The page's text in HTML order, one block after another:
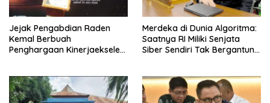
Jejak Pengabdian Raden
Kemal Berbuah
Penghargaan Kinerjaekselen
Merdeka di Dunia Algoritma:
Saatnya RI Miliki Senjata
Siber Sendiri Tak Bergantung